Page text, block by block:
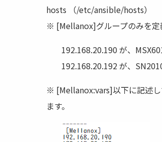
hosts （/etc/ansible/hosts）
※ [Mellanox]グループのみを定
192.168.20.190 が、
192.168.20.192 が、
※ [Mellanox:vars]以下に記述
ます。